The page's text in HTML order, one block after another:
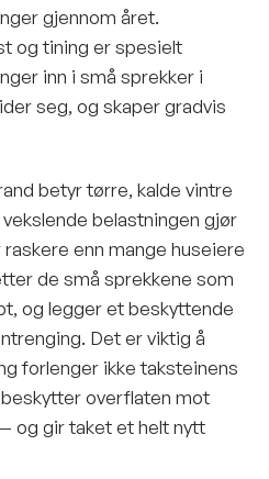
gjennom året.
og tining er spesielt
inn i små sprekker i
seg, og skaper gradvis
betyr tørre, kalde vintre
belastningen gjør
enn mange huseiere
de små sprekkene som
og legger et beskyttende
Det er viktig å
forlenger ikke taksteinens
overflaten mot
og gir taket et helt nytt